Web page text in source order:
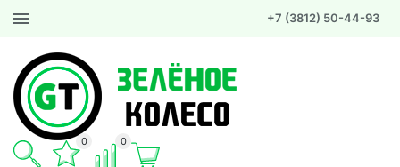
+7 (3812) 50-44-93
0 0